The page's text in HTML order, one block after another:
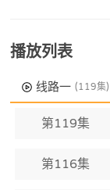
播放列表
线路一 (119集)
第119集
第116集